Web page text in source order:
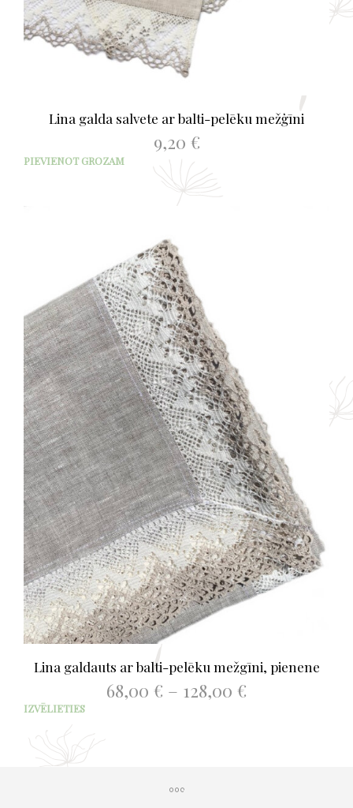
Lina galda salvete ar balti-pelēku mežģīni
9,20 €
PIEVIENOT GROZAM
Lina galdauts ar balti-pelēku mežgīni, pienene
68,00 € – 128,00 €
IZVĒLIETIES